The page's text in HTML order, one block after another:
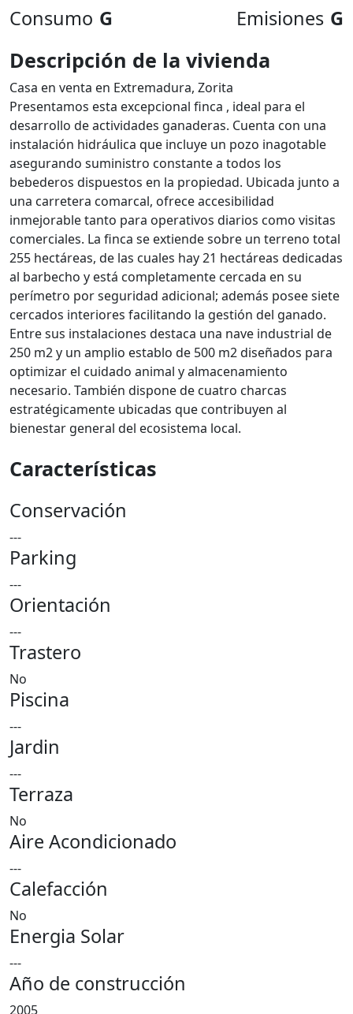
Consumo G Emisiones G
Descripción de la vivienda
Casa en venta en Extremadura, Zorita
Presentamos esta excepcional finca , ideal para el
desarrollo de actividades ganaderas. Cuenta con una
instalación hidráulica que incluye un pozo inagotable
asegurando suministro constante a todos los
bebederos dispuestos en la propiedad. Ubicada junto a
una carretera comarcal, ofrece accesibilidad
inmejorable tanto para operativos diarios como visitas
comerciales. La finca se extiende sobre un terreno total
255 hectáreas, de las cuales hay 21 hectáreas dedicadas
al barbecho y está completamente cercada en su
perímetro por seguridad adicional; además posee siete
cercados interiores facilitando la gestión del ganado.
Entre sus instalaciones destaca una nave industrial de
250 m2 y un amplio establo de 500 m2 diseñados para
optimizar el cuidado animal y almacenamiento
necesario. También dispone de cuatro charcas
estratégicamente ubicadas que contribuyen al
bienestar general del ecosistema local.
Características
Conservación
---
Parking
---
Orientación
---
Trastero
No
Piscina
---
Jardin
---
Terraza
No
Aire Acondicionado
---
Calefacción
No
Energia Solar
---
Año de construcción
2005